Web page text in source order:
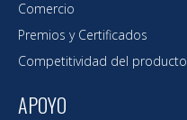
Comercio
Premios y Certificados
Competitividad del producto
APOYO